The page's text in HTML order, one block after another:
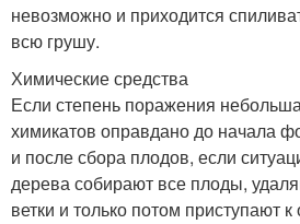
невозможно и приходится
всю грушу.
Химические средства
Если степень поражения
химикатов оправдано до начала
и после сбора плодов, если
дерева собирают все плоды,
ветки и только потом приступают